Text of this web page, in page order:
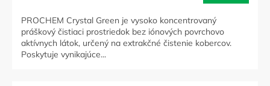
PROCHEM Crystal Green je vysoko koncentrovaný
práškový čistiaci prostriedok bez iónových povrchovo
aktívnych látok, určený na extrakčné čistenie kobercov.
Poskytuje vynikajúce...